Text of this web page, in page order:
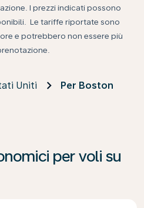
I prezzi indicati possono
Le tariffe riportate sono
e potrebbero non essere più
Uniti Per Boston
per voli su